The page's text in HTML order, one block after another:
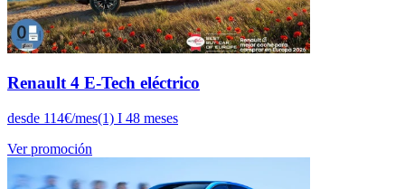
Renault 4 E-Tech eléctrico
desde 114€/mes(1) I 48 meses
Ver promoción